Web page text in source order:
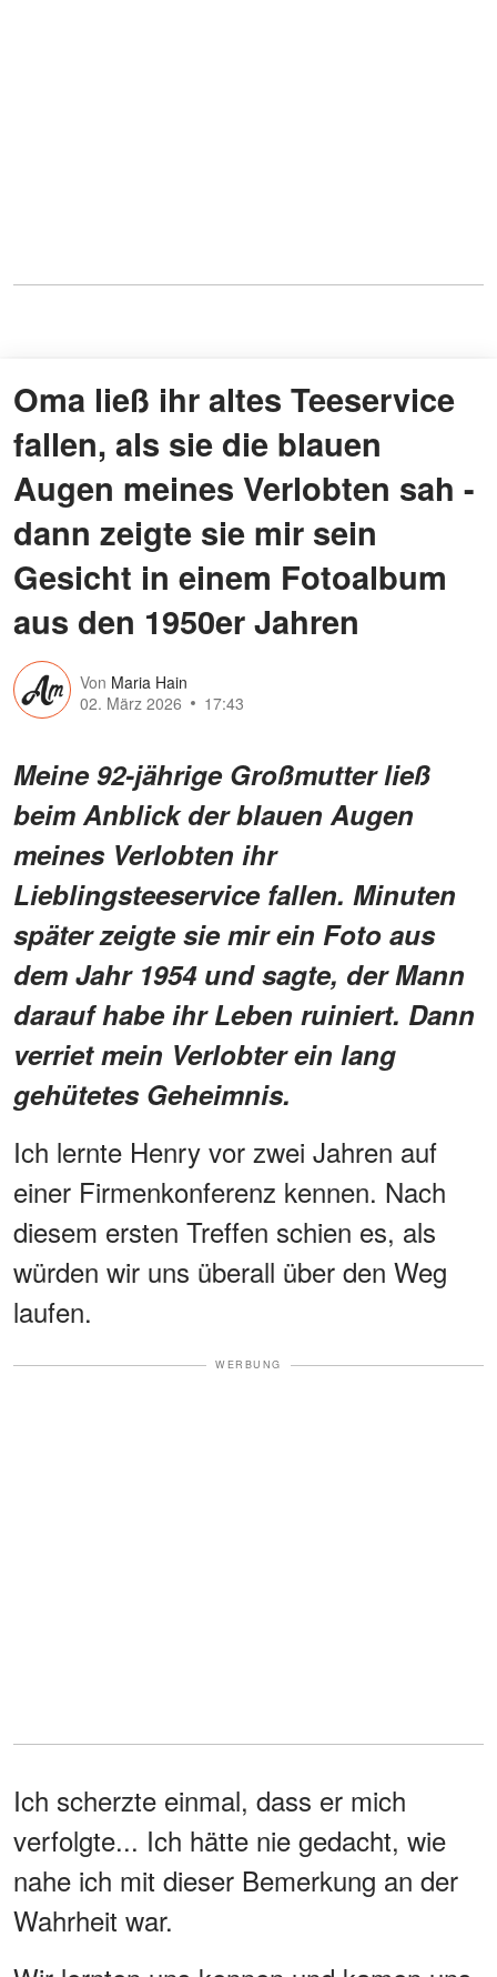
Oma ließ ihr altes Teeservice
fallen, als sie die blauen
Augen meines Verlobten sah -
dann zeigte sie mir sein
Gesicht in einem Fotoalbum
aus den 1950er Jahren
Von Maria Hain
02. März 2026
17:43
Meine 92-jährige Großmutter ließ
beim Anblick der blauen Augen
meines Verlobten ihr
Lieblingsteeservice fallen. Minuten
später zeigte sie mir ein Foto aus
dem Jahr 1954 und sagte, der Mann
darauf habe ihr Leben ruiniert. Dann
verriet mein Verlobter ein lang
gehütetes Geheimnis.
Ich lernte Henry vor zwei Jahren auf
einer Firmenkonferenz kennen. Nach
diesem ersten Treffen schien es, als
würden wir uns überall über den Weg
laufen.
WERBUNG
Ich scherzte einmal, dass er mich
verfolgte... Ich hätte nie gedacht, wie
nahe ich mit dieser Bemerkung an der
Wahrheit war.